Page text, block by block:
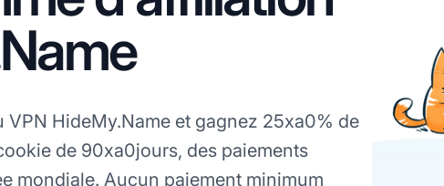
VPN HideMy.Name et gagnez 25xa0% de
de 90xa0jours, des paiements
mondiale. Aucun paiement minimum